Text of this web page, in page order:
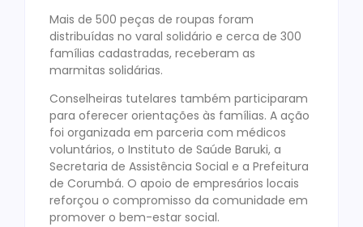
Mais de 500 peças de roupas foram
distribuídas no varal solidário e cerca de 300
famílias cadastradas, receberam as
marmitas solidárias.
Conselheiras tutelares também participaram
para oferecer orientações às famílias. A ação
foi organizada em parceria com médicos
voluntários, o Instituto de Saúde Baruki, a
Secretaria de Assistência Social e a Prefeitura
de Corumbá. O apoio de empresários locais
reforçou o compromisso da comunidade em
promover o bem-estar social.